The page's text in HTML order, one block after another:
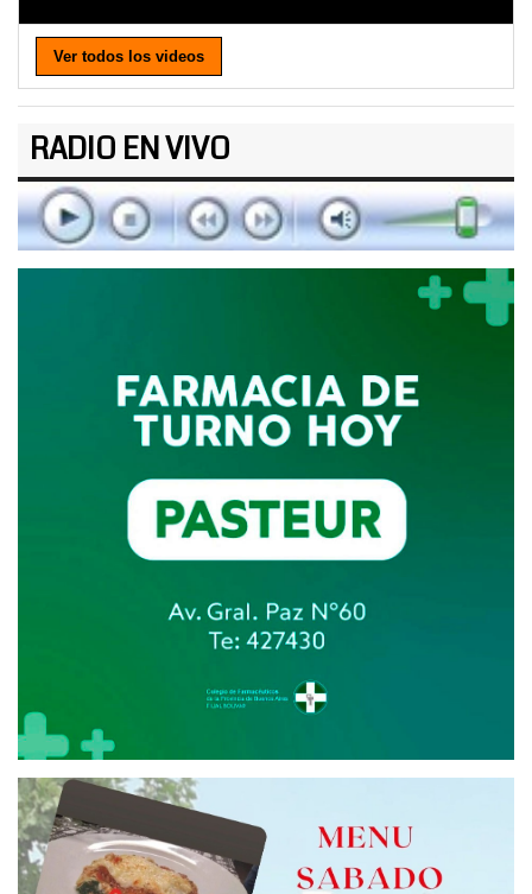
Ver todos los videos
RADIO EN VIVO